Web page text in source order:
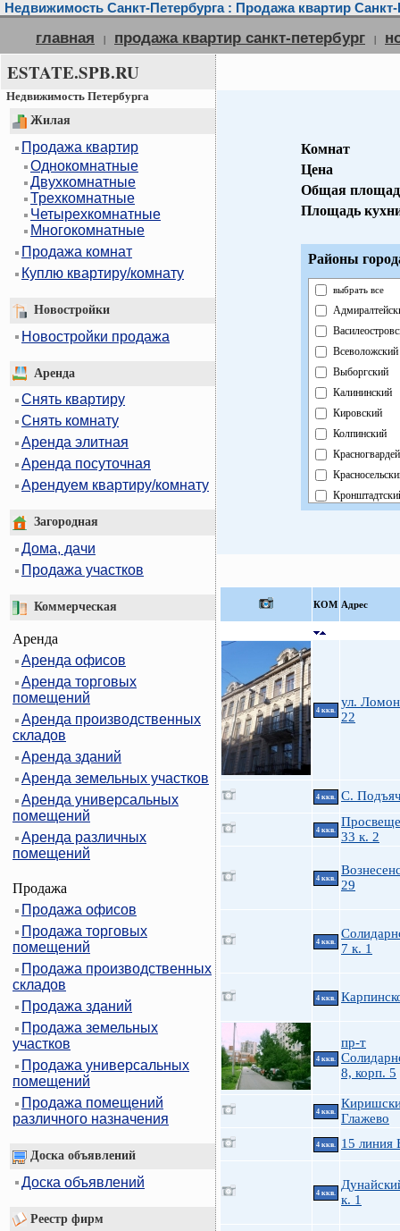
Недвижимость Санкт-Петербурга : Продажа квартир Санкт-
главная | продажа квартир санкт-петербург |
ESTATE.SPB.RU
Недвижимость Петербурга
Жилая
Продажа квартир
Однокомнатные
Двухкомнатные
Трехкомнатные
Четырехкомнатные
Многокомнатные
Продажа комнат
Куплю квартиру/комнату
Новостройки
Новостройки продажа
Аренда
Снять квартиру
Снять комнату
Аренда элитная
Аренда посуточная
Арендуем квартиру/комнату
Загородная
Дома, дачи
Продажа участков
Коммерческая
Аренда
Аренда офисов
Аренда торговых
помещений
Аренда производственных
складов
Аренда зданий
Аренда земельных участков
Аренда универсальных
помещений
Аренда различных
помещений
Продажа
Продажа офисов
Продажа торговых
помещений
Продажа производственных
складов
Продажа зданий
Продажа земельных
участков
Продажа универсальных
помещений
Продажа помещений
различного назначения
Доска объявлений
Доска объявлений
Реестр фирм
Комнат
Цена
Общая
Площадь
Районы
выбрать все
Всеволожский
Выборгский
Калининский
Кировский
Колпинский
Павловский
Петроградский
Фрунзенский
Центральный
КOМ Адрес
4 ккв.
ул.
22
4 ккв. С.
4 ккв.
33 к. 2
4 ккв.
29
4 ккв.
7 к. 1
4 ккв.
4 ккв.
пр-т
8, корп. 5
4 ккв.
Глажево
4 ккв. 15 линия
4 ккв.
к. 1